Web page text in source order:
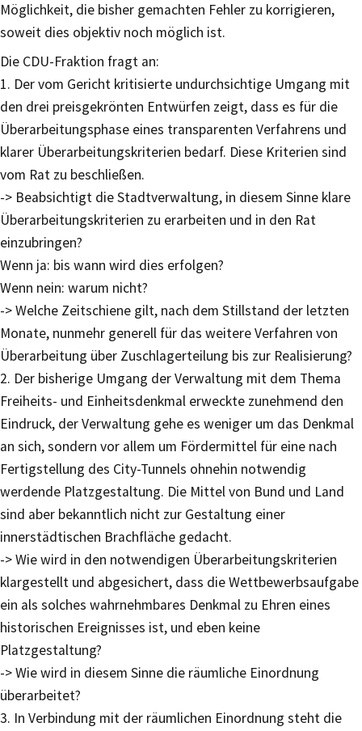
Möglichkeit, die bisher gemachten Fehler zu korrigieren,
soweit dies objektiv noch möglich ist.
Die CDU-Fraktion fragt an:
1. Der vom Gericht kritisierte undurchsichtige Umgang mit
den drei preisgekrönten Entwürfen zeigt, dass es für die
Überarbeitungsphase eines transparenten Verfahrens und
klarer Überarbeitungskriterien bedarf. Diese Kriterien sind
vom Rat zu beschließen.
-> Beabsichtigt die Stadtverwaltung, in diesem Sinne klare
Überarbeitungskriterien zu erarbeiten und in den Rat
einzubringen?
Wenn ja: bis wann wird dies erfolgen?
Wenn nein: warum nicht?
-> Welche Zeitschiene gilt, nach dem Stillstand der letzten
Monate, nunmehr generell für das weitere Verfahren von
Überarbeitung über Zuschlagerteilung bis zur Realisierung?
2. Der bisherige Umgang der Verwaltung mit dem Thema
Freiheits- und Einheitsdenkmal erweckte zunehmend den
Eindruck, der Verwaltung gehe es weniger um das Denkmal
an sich, sondern vor allem um Fördermittel für eine nach
Fertigstellung des City-Tunnels ohnehin notwendig
werdende Platzgestaltung. Die Mittel von Bund und Land
sind aber bekanntlich nicht zur Gestaltung einer
innerstädtischen Brachfläche gedacht.
-> Wie wird in den notwendigen Überarbeitungskriterien
klargestellt und abgesichert, dass die Wettbewerbsaufgabe
ein als solches wahrnehmbares Denkmal zu Ehren eines
historischen Ereignisses ist, und eben keine
Platzgestaltung?
-> Wie wird in diesem Sinne die räumliche Einordnung
überarbeitet?
3. In Verbindung mit der räumlichen Einordnung steht die